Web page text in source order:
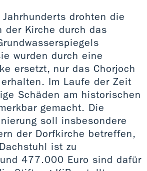
drohten die
der Kirche durch das
wurden durch eine
ersetzt, nur das Chorjoch
Im Laufe der Zeit
Schäden am historischen
gemacht. Die
soll insbesondere
der Dorfkirche betreffen,
ist zu
477.000 Euro sind dafür